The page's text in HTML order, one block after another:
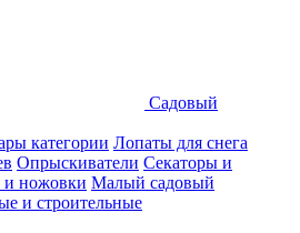
Садовый
категории Лопаты для снега
Опрыскиватели Секаторы и
ножовки Малый садовый
и строительные